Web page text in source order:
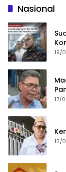
Nasional
19/
17/
15/